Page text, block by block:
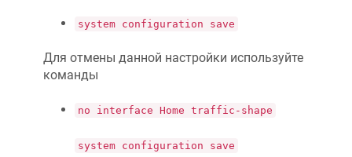
system configuration save
Для отмены данной настройки используйте
команды
no interface Home traffic-shape
system configuration save